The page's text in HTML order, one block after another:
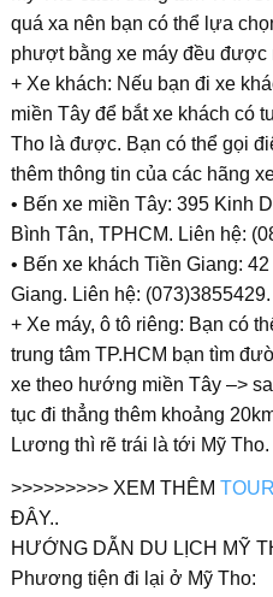
quá xa nên bạn có thể lựa
phượt bằng xe máy đều được
+ Xe khách: Nếu bạn đi xe
miền Tây để bắt xe khách có
Tho là được. Bạn có thể gọi
thêm thông tin của các hãng
• Bến xe miền Tây: 395 Kinh
Bình Tân, TPHCM. Liên hệ:
• Bến xe khách Tiền Giang:
Giang. Liên hệ: (073)3855429.
+ Xe máy, ô tô riêng: Bạn có
trung tâm TP.HCM bạn tìm
xe theo hướng miền Tây –>
tục đi thẳng thêm khoảng
Lương thì rẽ trái là tới Mỹ Tho.
>>>>>>>>> XEM THÊM
ĐÂY..
HƯỚNG DẪN DU LỊCH MỸ
Phương tiện đi lại ở Mỹ Tho: